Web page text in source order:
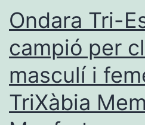
la
Federació
Valenciana
Ondara Tri-
campió per
masculí i
TriXàbia